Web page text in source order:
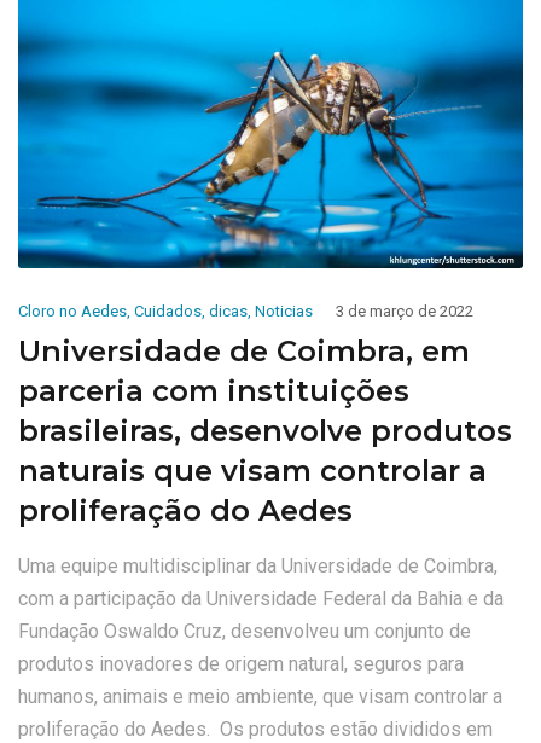
Cloro no Aedes, Cuidados, dicas, Noticias 3 de março de 2022
Universidade de Coimbra, em
parceria com instituições
brasileiras, desenvolve produtos
naturais que visam controlar a
proliferação do Aedes
Uma equipe multidisciplinar da Universidade de Coimbra,
com a participação da Universidade Federal da Bahia e da
Fundação Oswaldo Cruz, desenvolveu um conjunto de
produtos inovadores de origem natural, seguros para
humanos, animais e meio ambiente, que visam controlar a
proliferação do Aedes. Os produtos estão divididos em